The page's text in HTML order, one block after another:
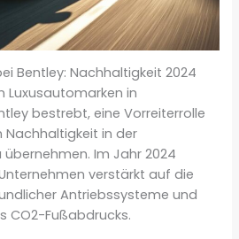
Bentley: Nachhaltigkeit 2024
Luxusautomarken in
bestrebt, eine Vorreiterrolle
Nachhaltigkeit in der
Im Jahr 2024
verstärkt auf die
Antriebssysteme und
CO2-Fußabdrucks.